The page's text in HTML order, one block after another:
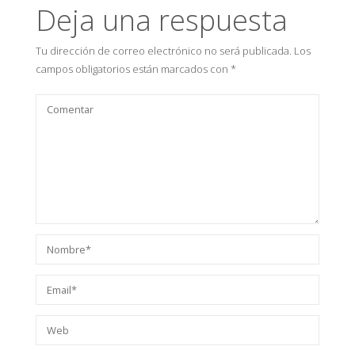
Deja una respuesta
Tu dirección de correo electrónico no será publicada. Los
campos obligatorios están marcados con *